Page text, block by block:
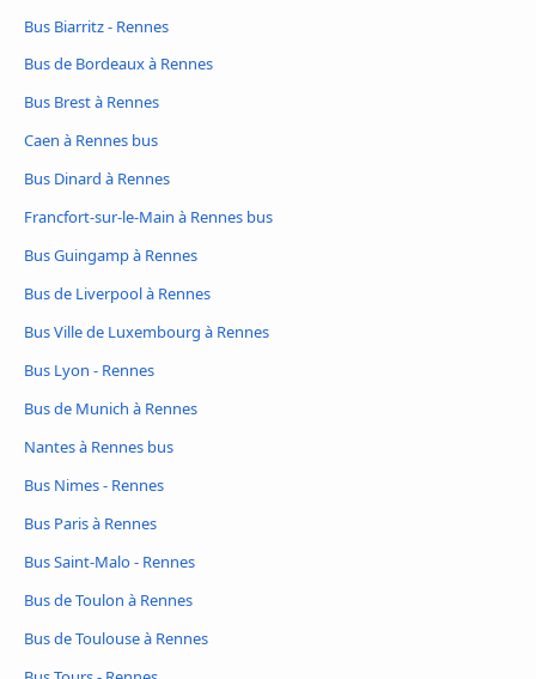
Bus Biarritz - Rennes
Bus de Bordeaux à Rennes
Bus Brest à Rennes
Caen à Rennes bus
Bus Dinard à Rennes
Francfort-sur-le-Main à Rennes bus
Bus Guingamp à Rennes
Bus de Liverpool à Rennes
Bus Ville de Luxembourg à Rennes
Bus Lyon - Rennes
Bus de Munich à Rennes
Nantes à Rennes bus
Bus Nimes - Rennes
Bus Paris à Rennes
Bus Saint-Malo - Rennes
Bus de Toulon à Rennes
Bus de Toulouse à Rennes